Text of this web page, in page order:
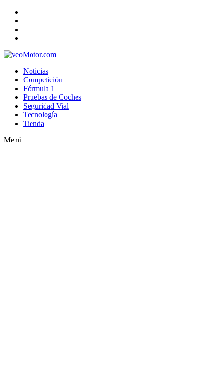
Noticias
Competición
Fórmula 1
Pruebas de Coches
Seguridad Vial
Tecnología
Tienda
Menú